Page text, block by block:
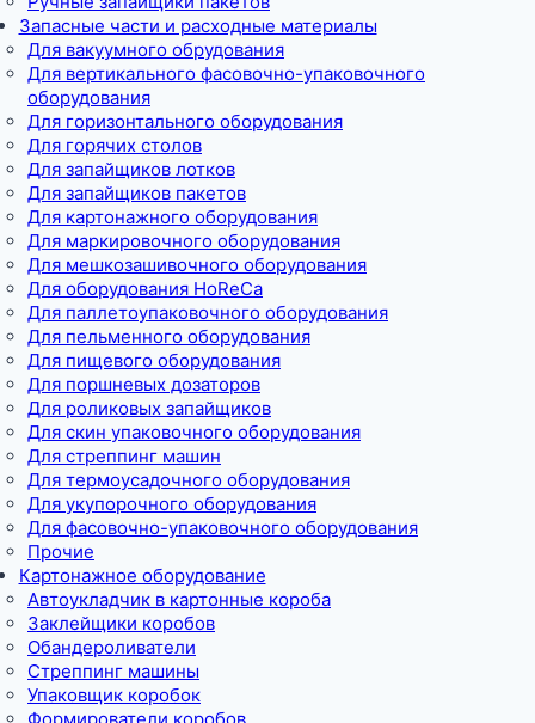
Запасные части и расходные материалы
Для вакуумного обрудования
Для вертикального фасовочно-упаковочного
оборудования
Для горизонтального оборудования
Для горячих столов
Для запайщиков лотков
Для запайщиков пакетов
Для картонажного оборудования
Для маркировочного оборудования
Для мешкозашивочного оборудования
Для оборудования HoReCa
Для паллетоупаковочного оборудования
Для пельменного оборудования
Для пищевого оборудования
Для поршневых дозаторов
Для роликовых запайщиков
Для скин упаковочного оборудования
Для стреппинг машин
Для термоусадочного оборудования
Для укупорочного оборудования
Для фасовочно-упаковочного оборудования
Прочие
Картонажное оборудование
Автоукладчик в картонные короба
Заклейщики коробов
Обандероливатели
Стреппинг машины
Упаковщик коробок